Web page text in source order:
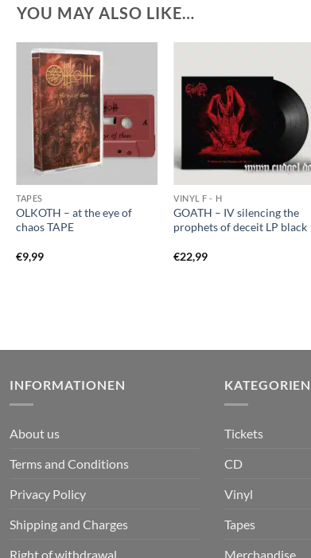
YOU MAY ALSO LIKE…
TAPES
OLKOTH – at the eye of
chaos TAPE
€9,99
VINYL F - H
GOATH – IV silencing the
prophets of deceit LP black
€22,99
INFORMATIONEN
About us
Terms and Conditions
Privacy Policy
Shipping and Charges
Right of withdrawal
KATEGORIEN
Tickets
CD
Vinyl
Tapes
Merchandise